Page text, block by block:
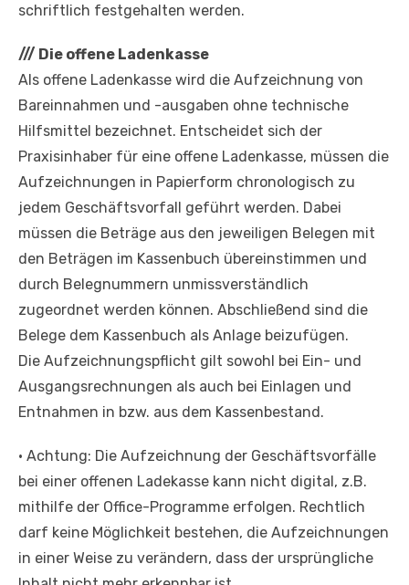
schriftlich festgehalten werden.
/// Die offene Ladenkasse
Als offene Ladenkasse wird die Aufzeichnung von
Bareinnahmen und -ausgaben ohne technische
Hilfsmittel bezeichnet. Entscheidet sich der
Praxisinhaber für eine offene Ladenkasse, müssen die
Aufzeichnungen in Papierform chronologisch zu
jedem Geschäftsvorfall geführt werden. Dabei
müssen die Beträge aus den jeweiligen Belegen mit
den Beträgen im Kassenbuch übereinstimmen und
durch Belegnummern unmissverständlich
zugeordnet werden können. Abschließend sind die
Belege dem Kassenbuch als Anlage beizufügen.
Die Aufzeichnungspflicht gilt sowohl bei Ein- und
Ausgangsrechnungen als auch bei Einlagen und
Entnahmen in bzw. aus dem Kassenbestand.
• Achtung: Die Aufzeichnung der Geschäftsvorfälle
bei einer offenen Ladekasse kann nicht digital, z.B.
mithilfe der Office-Programme erfolgen. Rechtlich
darf keine Möglichkeit bestehen, die Aufzeichnungen
in einer Weise zu verändern, dass der ursprüngliche